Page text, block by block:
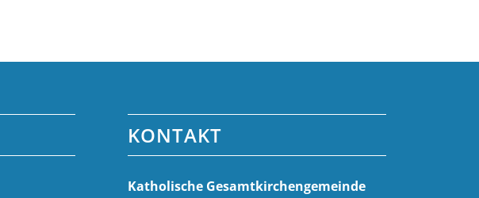
KONTAKT
Katholische Gesamt­kirchen­gemeinde